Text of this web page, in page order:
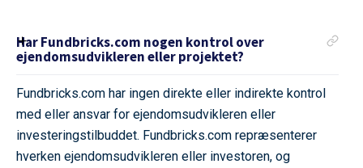
Har Fundbricks.com nogen kontrol over
ejendomsudvikleren eller projektet?
Fundbricks.com har ingen direkte eller indirekte kontrol
med eller ansvar for ejendomsudvikleren eller
investeringstilbuddet. Fundbricks.com repræsenterer
hverken ejendomsudvikleren eller investoren, og